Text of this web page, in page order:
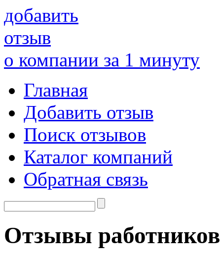
добавить
отзыв
о компании за 1 минуту
Главная
Добавить отзыв
Поиск отзывов
Каталог компаний
Обратная связь
Отзывы